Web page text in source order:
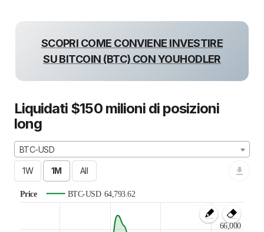
SCOPRI COME CONVIENE INVESTIRE
SU BITCOIN (BTC) CON YOUHODLER
Liquidati $150 milioni di posizioni
long
BTC-USD
Price BTC-USD 64,793.62
66,000